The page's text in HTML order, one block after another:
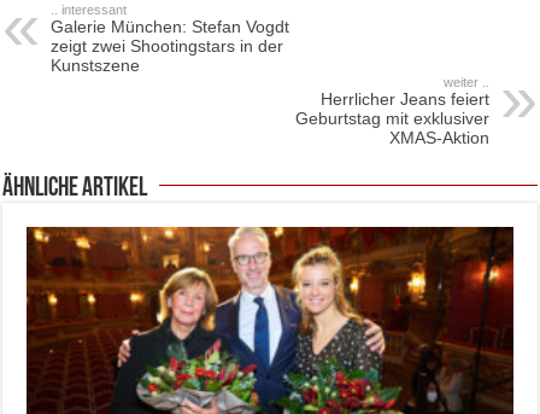
.. interessant
Galerie München: Stefan Vogdt
zeigt zwei Shootingstars in der
Kunstszene
weiter ..
Herrlicher Jeans feiert
Geburtstag mit exklusiver
XMAS-Aktion
ähnliche Artikel